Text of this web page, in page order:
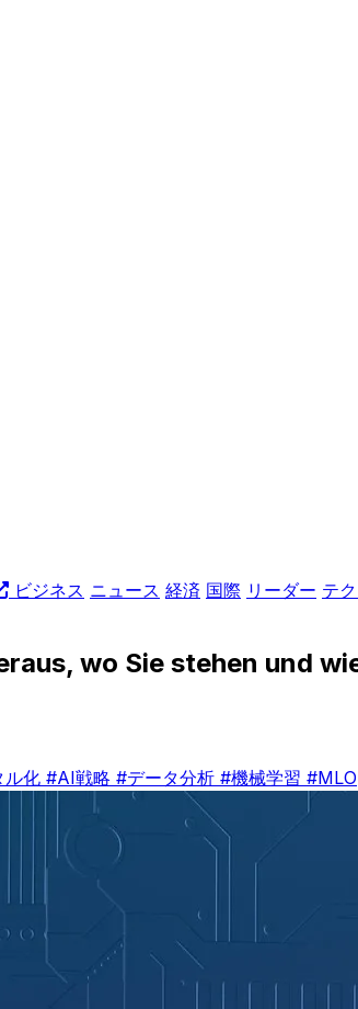
ビジネス ニュース 経済 国際 リーダー テ
wo Sie stehen und
ル化 #AI戦略 #データ分析 #機械学習